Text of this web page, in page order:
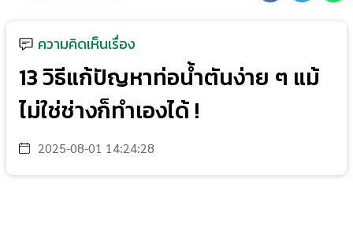
ความคิดเห็นเรื่อง
13 วิธีแก้ปัญหาท่อน้ำตันง่าย ๆ แม้
ไม่ใช่ช่างก็ทำเองได้ !
2025-08-01 14:24:28